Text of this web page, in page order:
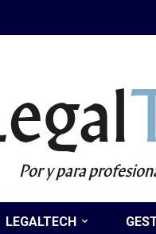
Por y para
LEGALTECH